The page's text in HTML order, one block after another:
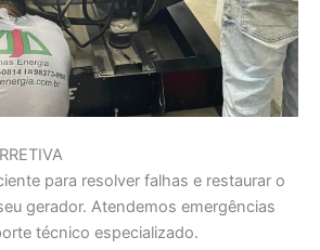
para resolver falhas e restaurar o
gerador. Atendemos emergências
técnico especializado.